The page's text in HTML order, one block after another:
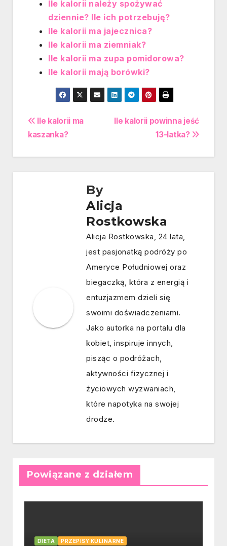
Ile kalorii należy spożywać
dziennie? Ile ich potrzebuję?
Ile kalorii ma jajecznica?
Ile kalorii ma ziemniak?
Ile kalorii ma zupa pomidorowa?
Ile kalorii mają borówki?
NawigacjaIle kalorii powinna jeść
13-latka?
Ile kalorii ma
kaszanka?
By
Alicja
Rostkowska
Alicja Rostkowska, 24 lata,
jest pasjonatką podróży po
Ameryce Południowej oraz
biegaczką, która z energią i
entuzjazmem dzieli się
swoimi doświadczeniami.
Jako autorka na portalu dla
kobiet, inspiruje innych,
pisząc o podróżach,
aktywności fizycznej i
życiowych wyzwaniach,
które napotyka na swojej
drodze.
Powiązane z działem
DIETA PRZEPISY KULINARNE